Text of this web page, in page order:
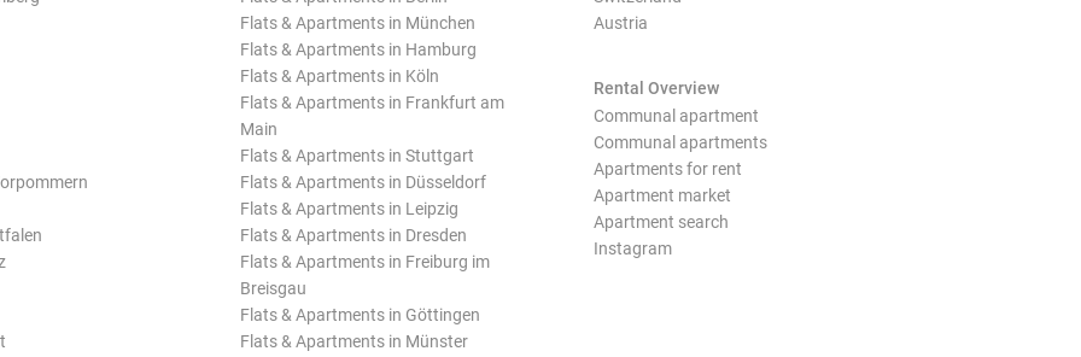
Flats & Apartments in München
Flats & Apartments in Hamburg
Flats & Apartments in Köln
Flats & Apartments in Frankfurt am
Main
Flats & Apartments in Stuttgart
Flats & Apartments in Düsseldorf
Flats & Apartments in Leipzig
Flats & Apartments in Dresden
Flats & Apartments in Freiburg im
Breisgau
Flats & Apartments in Göttingen
Flats & Apartments in Münster
Austria
Rental Overview
Communal apartment
Communal apartments
Apartments for rent
Apartment market
Apartment search
Instagram